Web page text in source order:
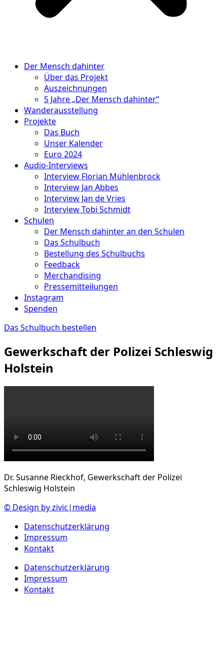
Der Mensch dahinter
Über das Projekt
Auszeichnungen
5 Jahre „Der Mensch dahinter“
Wanderausstellung
Projekte
Das Buch
Unser Kalender
Euro 2024
Audio-Interviews
Interview Florian Mühlenbrock
Interview Jan Abbes
Interview Jan de Vries
Interview Tobi Schmidt
Schulen
Der Mensch dahinter an den Schulen
Das Schulbuch
Bestellung des Schulbuchs
Feedback
Merchandising
Pressemitteilungen
Instagram
Spenden
Das Schulbuch bestellen
Gewerkschaft der Polizei Schleswig
Holstein
Dr. Susanne Rieckhof, Gewerkschaft der Polizei
Schleswig Holstein
© Design by zivic|media
Datenschutzerklärung
Impressum
Kontakt
Datenschutzerklärung
Impressum
Kontakt